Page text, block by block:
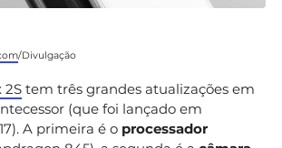
/Divulgação
2S tem três grandes atualizações em
(que foi lançado em
A primeira é o processador